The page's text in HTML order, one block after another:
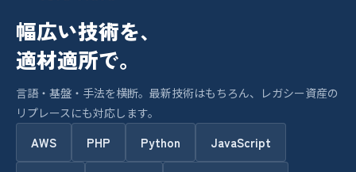
幅広い技術を、
適材適所で。
言語・基盤・手法を横断。最新技術はもちろん、レガシー資産の
リプレースにも対応します。
AWS PHP Python JavaScript